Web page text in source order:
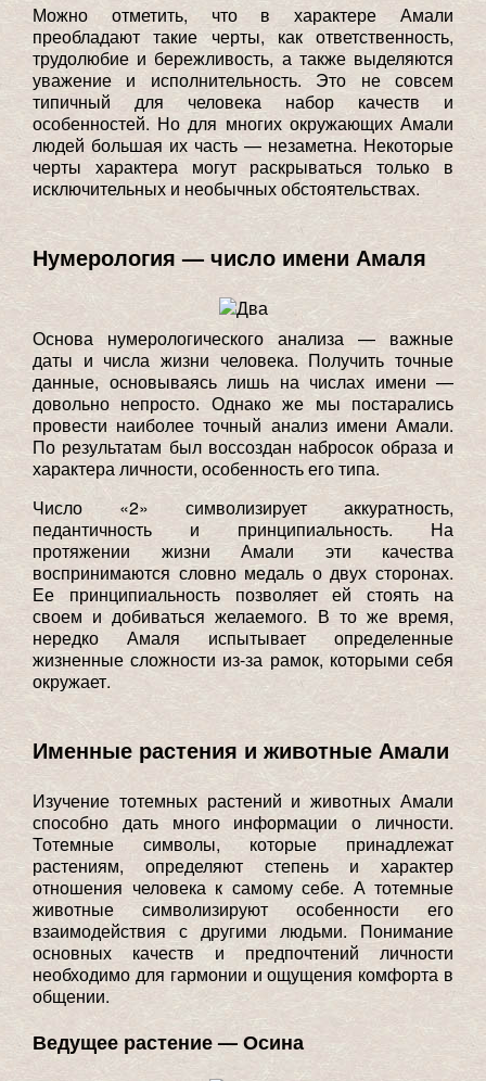
Можно отметить, что в характере Амали
преобладают такие черты, как ответственность,
трудолюбие и бережливость, а также выделяются
уважение и исполнительность. Это не совсем
типичный для человека набор качеств и
особенностей. Но для многих окружающих Амали
людей большая их часть — незаметна. Некоторые
черты характера могут раскрываться только в
исключительных и необычных обстоятельствах.
Нумерология — число имени Амаля
Основа нумерологического анализа — важные
даты и числа жизни человека. Получить точные
данные, основываясь лишь на числах имени —
довольно непросто. Однако же мы постарались
провести наиболее точный анализ имени Амали.
По результатам был воссоздан набросок образа и
характера личности, особенность его типа.
Число «2» символизирует аккуратность,
педантичность и принципиальность. На
протяжении жизни Амали эти качества
воспринимаются словно медаль о двух сторонах.
Ее принципиальность позволяет ей стоять на
своем и добиваться желаемого. В то же время,
нередко Амаля испытывает определенные
жизненные сложности из-за рамок, которыми себя
окружает.
Именные растения и животные Амали
Изучение тотемных растений и животных Амали
способно дать много информации о личности.
Тотемные символы, которые принадлежат
растениям, определяют степень и характер
отношения человека к самому себе. А тотемные
животные символизируют особенности его
взаимодействия с другими людьми. Понимание
основных качеств и предпочтений личности
необходимо для гармонии и ощущения комфорта в
общении.
Ведущее растение — Осина